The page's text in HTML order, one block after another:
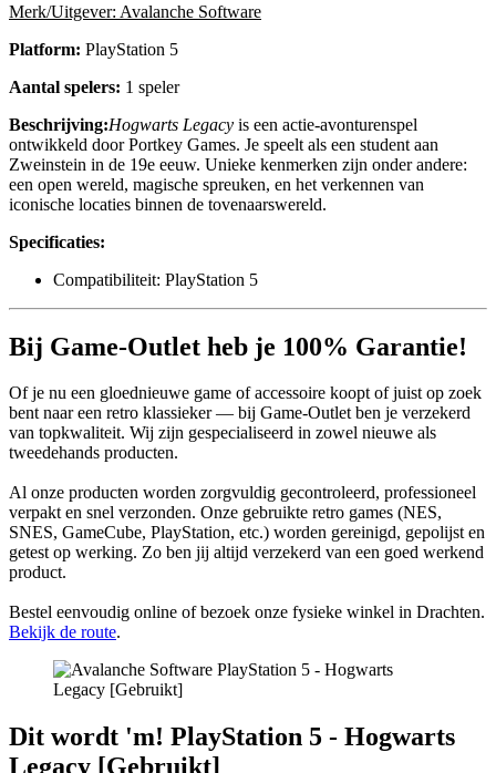
Merk/Uitgever: Avalanche Software
Platform: PlayStation 5
Aantal spelers: 1 speler
Beschrijving:Hogwarts Legacy is een actie-avonturenspel
ontwikkeld door Portkey Games. Je speelt als een student aan
Zweinstein in de 19e eeuw. Unieke kenmerken zijn onder andere:
een open wereld, magische spreuken, en het verkennen van
iconische locaties binnen de tovenaarswereld.
Specificaties:
Compatibiliteit: PlayStation 5
Bij Game-Outlet heb je 100% Garantie!
Of je nu een gloednieuwe game of accessoire koopt of juist op zoek
bent naar een retro klassieker — bij Game-Outlet ben je verzekerd
van topkwaliteit. Wij zijn gespecialiseerd in zowel nieuwe als
tweedehands producten.
Al onze producten worden zorgvuldig gecontroleerd, professioneel
verpakt en snel verzonden. Onze gebruikte retro games (NES,
SNES, GameCube, PlayStation, etc.) worden gereinigd, gepolijst en
getest op werking. Zo ben jij altijd verzekerd van een goed werkend
product.
Bestel eenvoudig online of bezoek onze fysieke winkel in Drachten.
Bekijk de route.
Dit wordt 'm! PlayStation 5 - Hogwarts
Legacy [Gebruikt]